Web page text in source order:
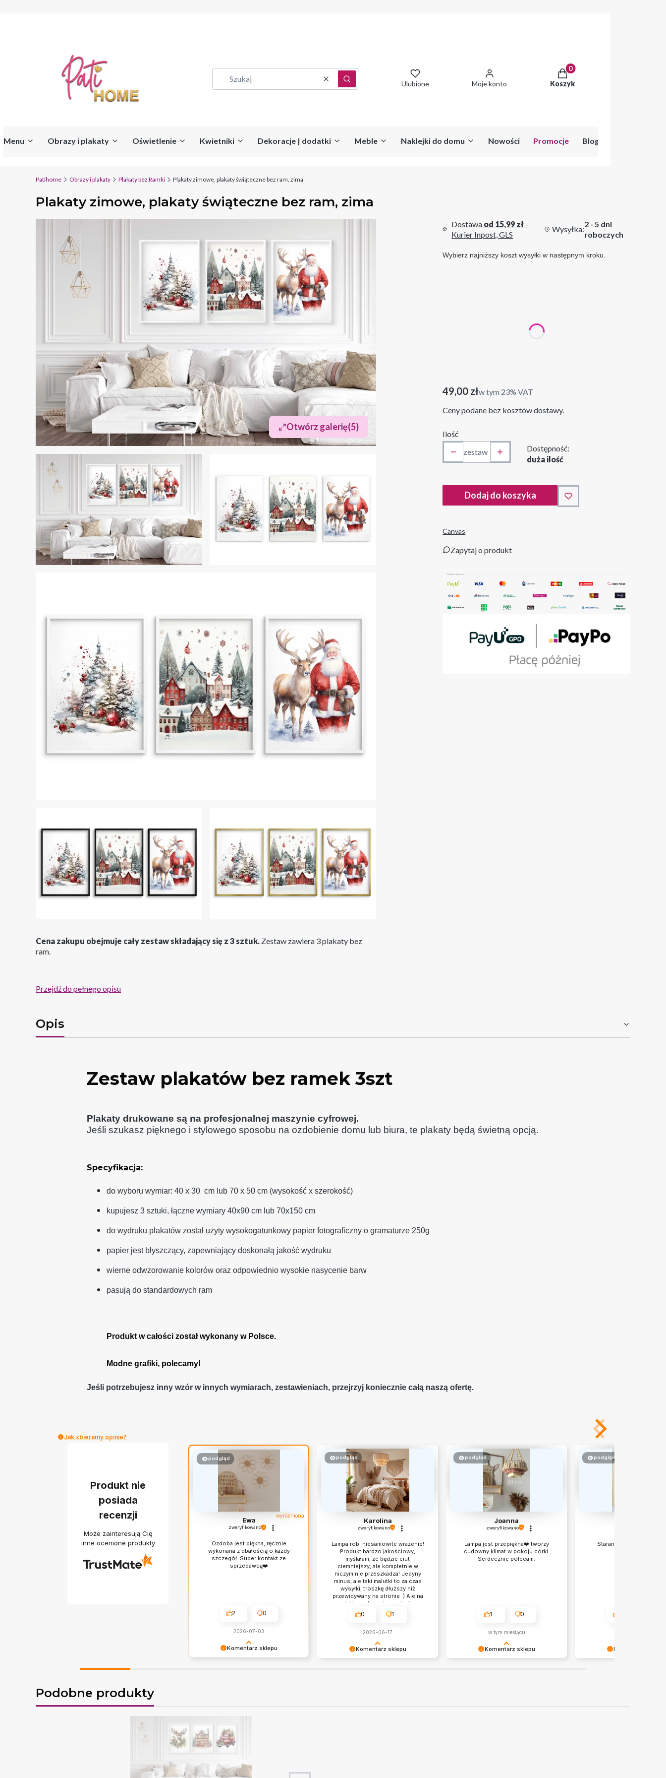
WyczyśćSzukaj Ulubione Moje konto
Produkty w koszyku: 0.
Koszyk
Menu Obrazy i plakaty Oświetlenie Kwietniki Dekoracje | dodatki Meble Naklejki do domu Nowości Promocje Blog
Patihome Obrazy i plakaty Plakaty bez Ramki Plakaty zimowe, plakaty świąteczne bez ram, zima
Plakaty zimowe, plakaty świąteczne bez ram, zima
Otwórz galerię(5)
Cena zakupu obejmuje cały zestaw składający się z 3 sztuk. Zestaw zawiera 3 plakaty bez
ram.
Przejdź do pełnego opisu
Dostawa od 15,99 zł -
Kurier Inpost, GLS
Wysyłka:
2 - 5 dni
roboczych
Wybierz najniższy koszt wysyłki w następnym kroku.
Cena
49,00 złw tym 23% VAT
w tym 23% VAT
Ceny podane bez kosztów dostawy.
Ilość
zestaw
Dostępność:
duża ilość
Dodaj do koszyka
Canvas
Zapytaj o produkt
Opis
Zestaw plakatów bez ramek 3szt
Plakaty drukowane są na profesjonalnej maszynie cyfrowej.
Jeśli szukasz pięknego i stylowego sposobu na ozdobienie domu lub biura, te plakaty będą świetną opcją.
Specyfikacja:
do wyboru wymiar: 40 x 30 cm lub 70 x 50 cm (wysokość x szerokość)
kupujesz 3 sztuki, łączne wymiary 40x90 cm lub 70x150 cm
do wydruku plakatów został użyty wysokogatunkowy papier fotograficzny o gramaturze 250g
papier jest błyszczący, zapewniający doskonałą jakość wydruku
wierne odwzorowanie kolorów oraz odpowiednio wysokie nasycenie barw
pasują do standardowych ram
Produkt w całości został wykonany w Polsce.
Modne grafiki, polecamy!
Jeśli potrzebujesz inny wzór w innych wymiarach, zestawieniach, przejrzyj koniecznie całą naszą ofertę.
Jak zbieramy opinie?
Produkt nie
posiada
recenzji
Może zainteresują Cię
inne ocenione produkty
Komentarz sklepu
wyróżniona
podgląd
Ewa
zweryfikowano
Ozdoba jest piękna, ręcznie
wykonana z dbałością o każdy
szczegół. Super kontakt ze
sprzedawcą❤️
2 0
2026-07-03
Komentarz sklepu
podgląd
Karolina
zweryfikowano
Lampa robi niesamowite wrażenie!
Produkt bardzo jakościowy,
myślałam, że będzie ciut
ciemniejszy, ale kompletnie w
niczym nie przeszkadza! Jedyny
minus, ale taki malutki to za czas
wysyłki, troszkę dłuższy niż
przewidywany na stronie :) Ale na
takie cuda warto czekać!
0 1
2026-06-17
Komentarz sklepu
jeszcze!
podgląd
Joanna
zweryfikowano
Lampa jest przepiękna❤️ tworzy
cudowny klimat w pokoju córki.
Serdecznie polecam.
1 0
w tym miesiącu
Komentarz sklepu
podgląd
Starannie wykonane i
Podobne produkty